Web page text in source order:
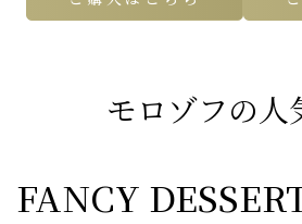
モロゾフの人
FANCY